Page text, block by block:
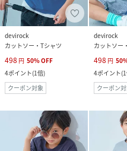
devirock
カットソー・Tシャツ
498 円 50%OFF
4ポイント(1倍)
クーポン対象
devirock
カットソー
498 円 50
4ポイント(
クーポン